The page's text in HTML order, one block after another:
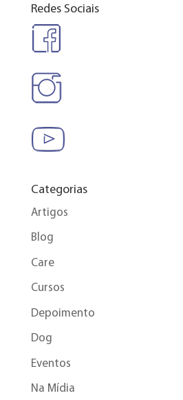
Redes Sociais
Categorias
Artigos
Blog
Care
Cursos
Depoimento
Dog
Eventos
Na Mídia